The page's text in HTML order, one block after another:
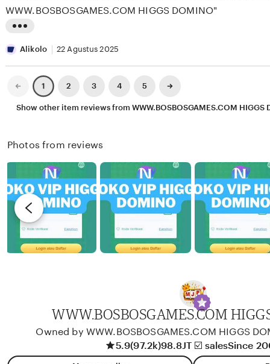
E
K
w
y
X
I
I
g
e
v
y
R
e
n
y
stars
i
s
r
e
v
i
w
b
l
WWW.BOSBOSGAMES.COM HIGGS DOMINO"
Alikolo 22 Agustus 2025
Previous
page
1 2 3 4 5
Next
page
Show other item reviews from WWW.BOSBOSGAMES.COM HIGGS
Photos from reviews
WWW.BOSBOSGAMES.COM
Owned by WWW.BOSBOSGAMES.COM HIGGS
5.9(97.2k)98.8JT ☑️ salesSince